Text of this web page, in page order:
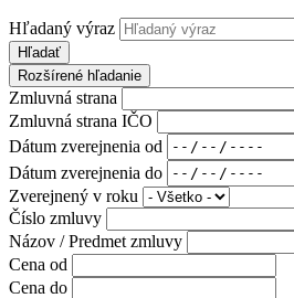
Hľadaný výraz
Hľadať
Rozšírené hľadanie
Zmluvná strana
Zmluvná strana IČO
Dátum zverejnenia od
Dátum zverejnenia do
Zverejnený v roku
Číslo zmluvy
Názov / Predmet zmluvy
Cena od
Cena do